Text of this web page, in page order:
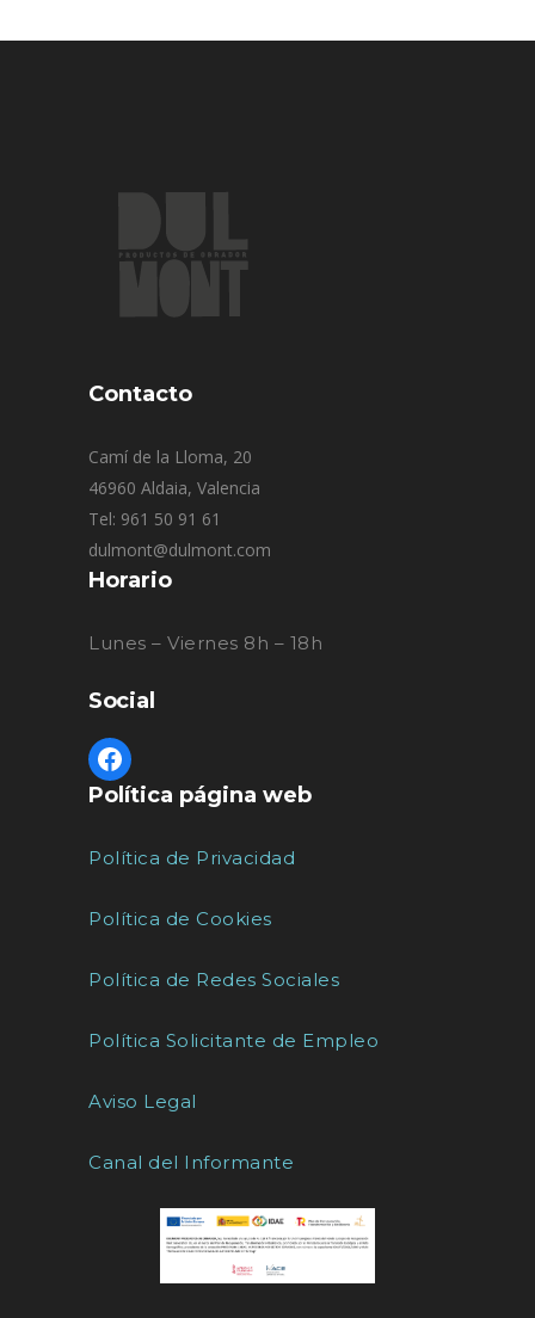
Contacto
Camí de la Lloma, 20
46960 Aldaia, Valencia
Tel: 961 50 91 61
dulmont@dulmont.com
Horario
Lunes – Viernes 8h – 18h
Social
Política página web
Política de Privacidad
Política de Cookies
Política de Redes Sociales
Política Solicitante de Empleo
Aviso Legal
Canal del Informante